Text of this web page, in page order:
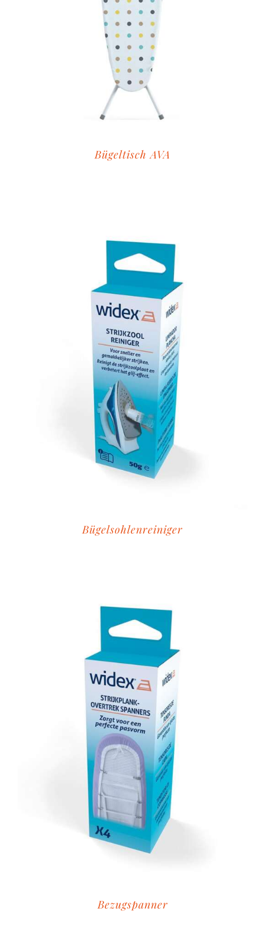
Bügeltisch AVA
Bügelsohlenreiniger
Bezugspanner